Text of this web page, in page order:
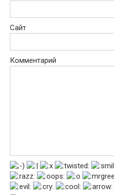
Сайт
Комментарий